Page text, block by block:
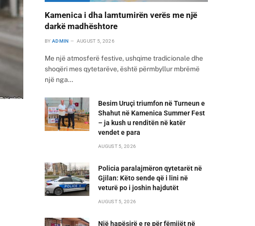
Kamenica i dha lamtumirën verës me një
darkë madhështore
BY ADMIN AUGUST 5, 2026
Me një atmosferë festive, ushqime tradicionale dhe
shoqëri mes qytetarëve, është përmbyllur mbrëmë
një nga…
Besim Uruçi triumfon në Turneun e
Shahut në Kamenica Summer Fest
– ja kush u renditën në katër
vendet e para
AUGUST 5, 2026
Policia paralajmëron qytetarët në
Gjilan: Këto sende që i lini në
veturë po i joshin hajdutët
AUGUST 5, 2026
Një hapësirë e re për fëmijët në